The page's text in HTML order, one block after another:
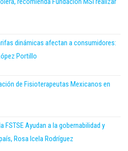
dinámicas afectan a consumidores:
Portillo
de Fisioterapeutas Mexicanos en
FSTSE Ayudan a la gobernabilidad y
Rosa Icela Rodríguez